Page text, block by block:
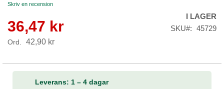
of
images
gallery
Skriv en recension
Reapris
36,47 kr
Ord. 42,90 kr
I LAGER
SKU
45729
Leverans: 1 – 4 dagar